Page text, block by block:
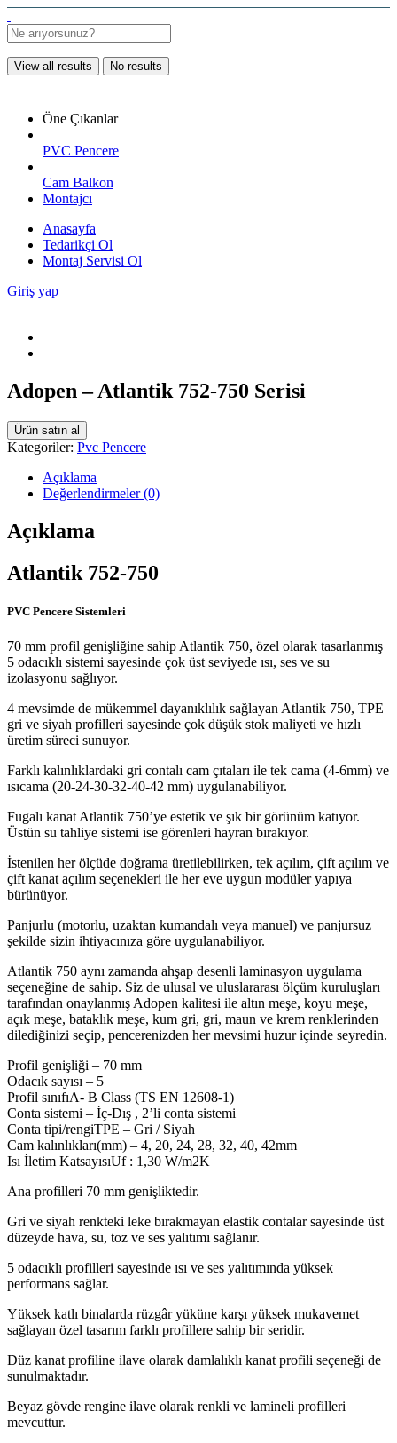
View all results No results
Öne Çıkanlar
PVC Pencere
Cam Balkon
Montajcı
Anasayfa
Tedarikçi Ol
Montaj Servisi Ol
Giriş yap
Adopen – Atlantik 752-750 Serisi
Ürün satın al
Kategoriler: Pvc Pencere
Açıklama
Değerlendirmeler (0)
Açıklama
Atlantik 752-750
PVC Pencere Sistemleri
70 mm profil genişliğine sahip Atlantik 750, özel olarak tasarlanmış
5 odacıklı sistemi sayesinde çok üst seviyede ısı, ses ve su
izolasyonu sağlıyor.
4 mevsimde de mükemmel dayanıklılık sağlayan Atlantik 750, TPE
gri ve siyah profilleri sayesinde çok düşük stok maliyeti ve hızlı
üretim süreci sunuyor.
Farklı kalınlıklardaki gri contalı cam çıtaları ile tek cama (4-6mm) ve
ısıcama (20-24-30-32-40-42 mm) uygulanabiliyor.
Fugalı kanat Atlantik 750’ye estetik ve şık bir görünüm katıyor.
Üstün su tahliye sistemi ise görenleri hayran bırakıyor.
İstenilen her ölçüde doğrama üretilebilirken, tek açılım, çift açılım ve
çift kanat açılım seçenekleri ile her eve uygun modüler yapıya
bürünüyor.
Panjurlu (motorlu, uzaktan kumandalı veya manuel) ve panjursuz
şekilde sizin ihtiyacınıza göre uygulanabiliyor.
Atlantik 750 aynı zamanda ahşap desenli laminasyon uygulama
seçeneğine de sahip. Siz de ulusal ve uluslararası ölçüm kuruluşları
tarafından onaylanmış Adopen kalitesi ile altın meşe, koyu meşe,
açık meşe, bataklık meşe, kum gri, gri, maun ve krem renklerinden
dilediğinizi seçip, pencerenizden her mevsimi huzur içinde seyredin.
Profil genişliği – 70 mm
Odacık sayısı – 5
Profil sınıfıA- B Class (TS EN 12608-1)
Conta sistemi – İç-Dış , 2’li conta sistemi
Conta tipi/rengiTPE – Gri / Siyah
Cam kalınlıkları(mm) – 4, 20, 24, 28, 32, 40, 42mm
Isı İletim KatsayısıUf : 1,30 W/m2K
Ana profilleri 70 mm genişliktedir.
Gri ve siyah renkteki leke bırakmayan elastik contalar sayesinde üst
düzeyde hava, su, toz ve ses yalıtımı sağlanır.
5 odacıklı profilleri sayesinde ısı ve ses yalıtımında yüksek
performans sağlar.
Yüksek katlı binalarda rüzgâr yüküne karşı yüksek mukavemet
sağlayan özel tasarım farklı profillere sahip bir seridir.
Düz kanat profiline ilave olarak damlalıklı kanat profili seçeneği de
sunulmaktadır.
Beyaz gövde rengine ilave olarak renkli ve lamineli profilleri
mevcuttur.